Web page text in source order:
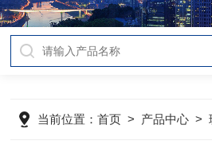
当前位置：首页 > 产品中心 >